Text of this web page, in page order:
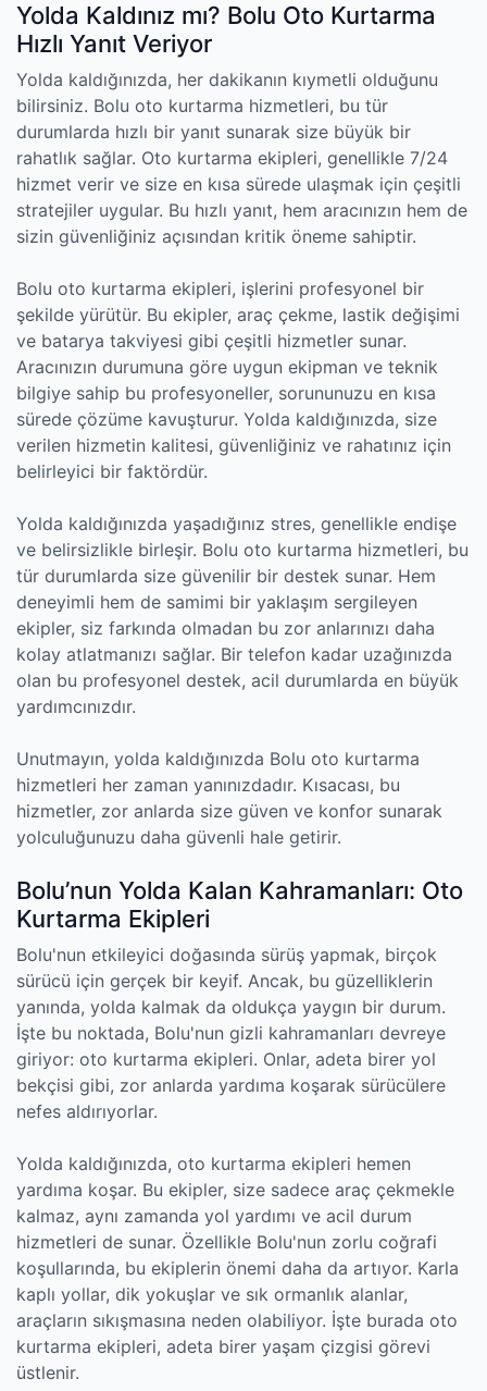
Yolda Kaldınız mı? Bolu Oto Kurtarma
Hızlı Yanıt Veriyor
Yolda kaldığınızda, her dakikanın kıymetli olduğunu
bilirsiniz. Bolu oto kurtarma hizmetleri, bu tür
durumlarda hızlı bir yanıt sunarak size büyük bir
rahatlık sağlar. Oto kurtarma ekipleri, genellikle 7/24
hizmet verir ve size en kısa sürede ulaşmak için çeşitli
stratejiler uygular. Bu hızlı yanıt, hem aracınızın hem de
sizin güvenliğiniz açısından kritik öneme sahiptir.
Bolu oto kurtarma ekipleri, işlerini profesyonel bir
şekilde yürütür. Bu ekipler, araç çekme, lastik değişimi
ve batarya takviyesi gibi çeşitli hizmetler sunar.
Aracınızın durumuna göre uygun ekipman ve teknik
bilgiye sahip bu profesyoneller, sorununuzu en kısa
sürede çözüme kavuşturur. Yolda kaldığınızda, size
verilen hizmetin kalitesi, güvenliğiniz ve rahatınız için
belirleyici bir faktördür.
Yolda kaldığınızda yaşadığınız stres, genellikle endişe
ve belirsizlikle birleşir. Bolu oto kurtarma hizmetleri, bu
tür durumlarda size güvenilir bir destek sunar. Hem
deneyimli hem de samimi bir yaklaşım sergileyen
ekipler, siz farkında olmadan bu zor anlarınızı daha
kolay atlatmanızı sağlar. Bir telefon kadar uzağınızda
olan bu profesyonel destek, acil durumlarda en büyük
yardımcınızdır.
Unutmayın, yolda kaldığınızda Bolu oto kurtarma
hizmetleri her zaman yanınızdadır. Kısacası, bu
hizmetler, zor anlarda size güven ve konfor sunarak
yolculuğunuzu daha güvenli hale getirir.
Bolu’nun Yolda Kalan Kahramanları: Oto
Kurtarma Ekipleri
Bolu'nun etkileyici doğasında sürüş yapmak, birçok
sürücü için gerçek bir keyif. Ancak, bu güzelliklerin
yanında, yolda kalmak da oldukça yaygın bir durum.
İşte bu noktada, Bolu'nun gizli kahramanları devreye
giriyor: oto kurtarma ekipleri. Onlar, adeta birer yol
bekçisi gibi, zor anlarda yardıma koşarak sürücülere
nefes aldırıyorlar.
Yolda kaldığınızda, oto kurtarma ekipleri hemen
yardıma koşar. Bu ekipler, size sadece araç çekmekle
kalmaz, aynı zamanda yol yardımı ve acil durum
hizmetleri de sunar. Özellikle Bolu'nun zorlu coğrafi
koşullarında, bu ekiplerin önemi daha da artıyor. Karla
kaplı yollar, dik yokuşlar ve sık ormanlık alanlar,
araçların sıkışmasına neden olabiliyor. İşte burada oto
kurtarma ekipleri, adeta birer yaşam çizgisi görevi
üstlenir.